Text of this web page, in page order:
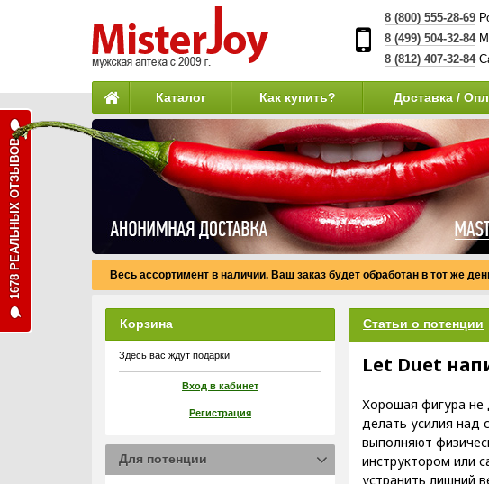
8 (800) 555-28-69
8 (499) 504-32-84
8 (812) 407-32-84
Каталог Как купить? Доставка /
Весь ассортимент в наличии. Ваш заказ будет обработан в тот же
Статьи о потенции
Let Duet
Хорошая фигура не
делать усилия над
выполняют
инструктором или
устранить лишний
Корзина
Здесь вас ждут подарки
Вход в кабинет
Регистрация
Для потенции
1678 РЕАЛЬНЫХ ОТЗЫВОВ